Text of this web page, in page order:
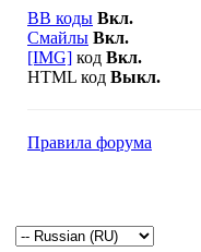
BB коды Вкл.
Смайлы Вкл.
[IMG] код Вкл.
HTML код Выкл.
Правила форума